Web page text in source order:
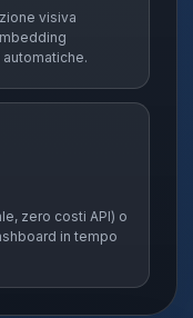
visiva
zero costi API) o
in tempo